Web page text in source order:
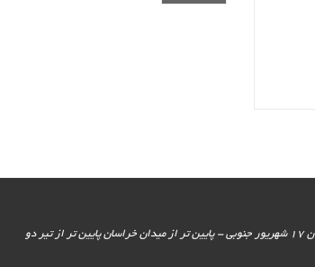
آدرس نمایشگاه : ایران - تهران - خیابان 17 شهریور جنوبی - پایین تر از میدان خراسان پایین تر از تیر دو